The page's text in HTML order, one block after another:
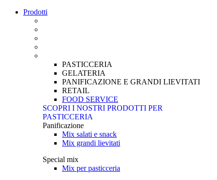
Prodotti
PASTICCERIA
GELATERIA
PANIFICAZIONE E GRANDI LIEVITATI
RETAIL
FOOD SERVICE
SCOPRI I NOSTRI PRODOTTI PER
PASTICCERIA
Panificazione
Mix salati e snack
Mix grandi lievitati
Special mix
Mix per pasticceria